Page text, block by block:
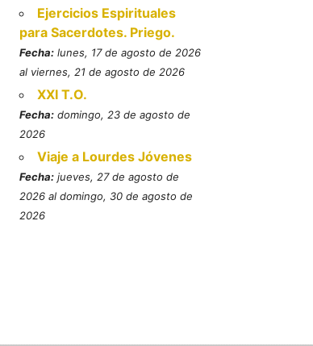
Ejercicios Espirituales
para Sacerdotes. Priego.
Fecha: lunes, 17 de agosto de 2026
al viernes, 21 de agosto de 2026
XXI T.O.
Fecha: domingo, 23 de agosto de
2026
Viaje a Lourdes Jóvenes
Fecha: jueves, 27 de agosto de
2026 al domingo, 30 de agosto de
2026